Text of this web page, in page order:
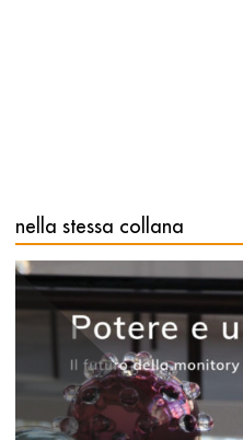
verità e la teoria del
nella stessa collana